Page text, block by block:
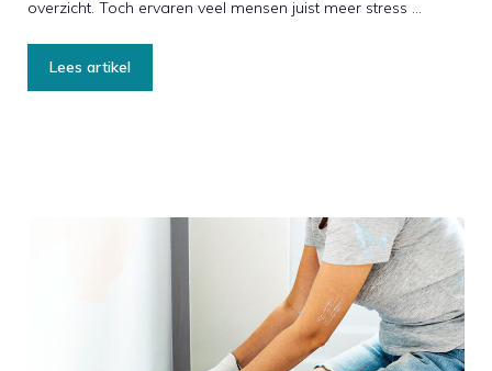
overzicht. Toch ervaren veel mensen juist meer stress …
Lees artikel